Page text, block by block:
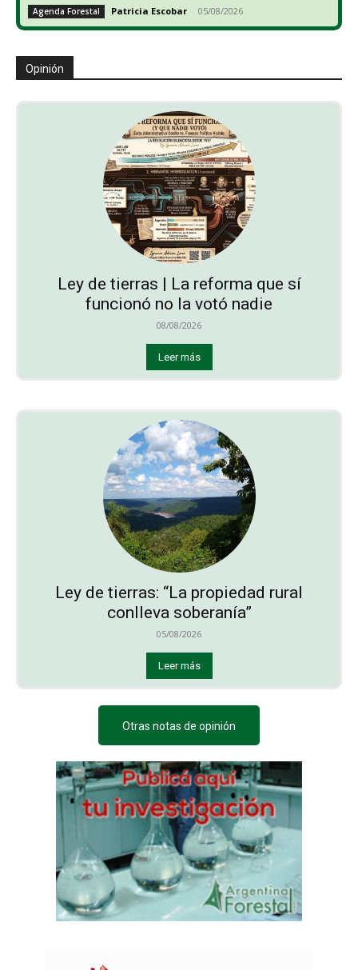
Agenda Forestal Patricia Escobar - 05/08/2026
Opinión
Ley de tierras | La reforma que sí
funcionó no la votó nadie
08/08/2026
Leer más
Ley de tierras: “La propiedad rural
conlleva soberanía”
05/08/2026
Leer más
Otras notas de opinión